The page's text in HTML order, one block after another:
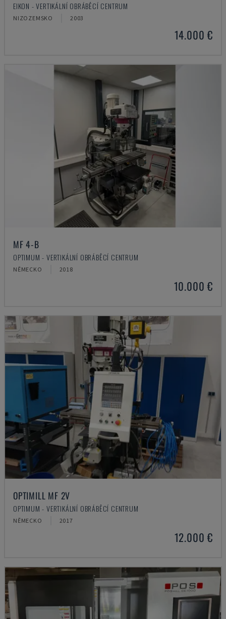
EIKON - VERTIKÁLNÍ OBRÁBĚCÍ CENTRUM
NIZOZEMSKO 2003
14.000 €
MF 4-B
OPTIMUM - VERTIKÁLNÍ OBRÁBĚCÍ CENTRUM
NĚMECKO 2018
10.000 €
OPTIMILL MF 2V
OPTIMUM - VERTIKÁLNÍ OBRÁBĚCÍ CENTRUM
NĚMECKO 2017
12.000 €